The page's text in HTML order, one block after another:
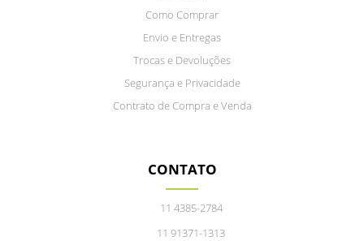
Como Comprar
Envio e Entregas
Trocas e Devoluções
Segurança e Privacidade
Contrato de Compra e Venda
CONTATO
11 4385-2784
11 91371-1313